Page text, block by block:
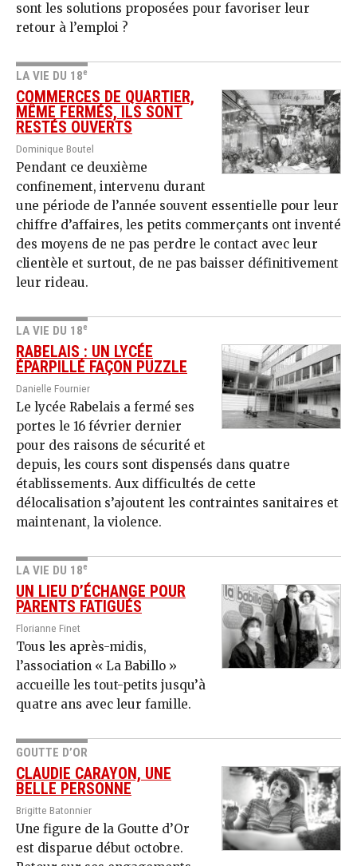
sont les solutions proposées pour favoriser leur
retour à l’emploi ?
LA VIE DU 18e
COMMERCES DE QUARTIER,
MÊME FERMÉS, ILS SONT
RESTÉS OUVERTS
Dominique Boutel
Pendant ce deuxième
confinement, intervenu durant
une période de l’année souvent essentielle pour leur
chiffre d’affaires, les petits commerçants ont inventé
des moyens de ne pas perdre le contact avec leur
clientèle et surtout, de ne pas baisser définitivement
leur rideau.
LA VIE DU 18e
RABELAIS : UN LYCÉE
ÉPARPILLÉ FAÇON PUZZLE
Danielle Fournier
Le lycée Rabelais a fermé ses
portes le 16 février dernier
pour des raisons de sécurité et
depuis, les cours sont dispensés dans quatre
établissements. Aux difficultés de cette
délocalisation s’ajoutent les contraintes sanitaires et
maintenant, la violence.
LA VIE DU 18e
UN LIEU D’ÉCHANGE POUR
PARENTS FATIGUÉS
Florianne Finet
Tous les après-midis,
l’association « La Babillo »
accueille les tout-petits jusqu’à
quatre ans avec leur famille.
GOUTTE D’OR
CLAUDIE CARAYON, UNE
BELLE PERSONNE
Brigitte Batonnier
Une figure de la Goutte d’Or
est disparue début octobre.